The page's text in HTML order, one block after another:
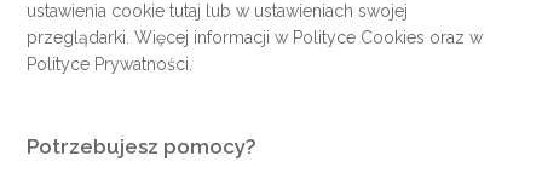
ustawienia cookietutaj lub w ustawieniach swojej
przeglądarki. Więcej informacji w Polityce Cookies oraz w
Polityce Prywatności
Potrzebujesz pomocy?